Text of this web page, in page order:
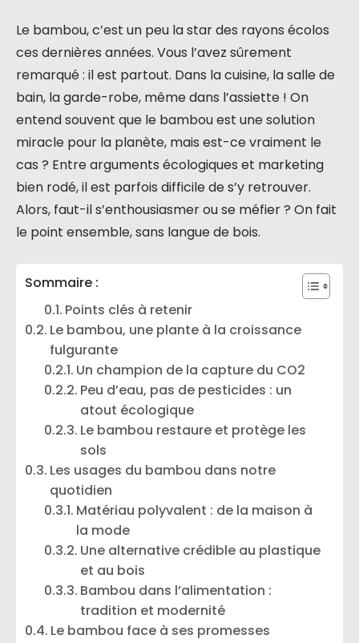
Le bambou, c’est un peu la star des rayons écolos
ces dernières années. Vous l’avez sûrement
remarqué : il est partout. Dans la cuisine, la salle de
bain, la garde-robe, même dans l’assiette ! On
entend souvent que le bambou est une solution
miracle pour la planète, mais est-ce vraiment le
cas ? Entre arguments écologiques et marketing
bien rodé, il est parfois difficile de s’y retrouver.
Alors, faut-il s’enthousiasmer ou se méfier ? On fait
le point ensemble, sans langue de bois.
Sommaire :
Points clés à retenir
Le bambou, une plante à la croissance
fulgurante
Un champion de la capture du CO2
Peu d’eau, pas de pesticides : un
atout écologique
Le bambou restaure et protège les
sols
Les usages du bambou dans notre
quotidien
Matériau polyvalent : de la maison à
la mode
Une alternative crédible au plastique
et au bois
Bambou dans l’alimentation :
tradition et modernité
Le bambou face à ses promesses